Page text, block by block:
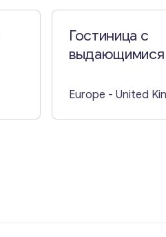
Гостиница с
выдающимися
Europe - United